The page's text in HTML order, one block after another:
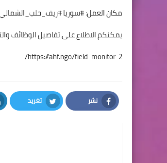
مكان العمل: #سوريا
يمكنكم الاطلاع على تفاصيل الوظائف
https://ahf.ngo/field-monitor-2/
نشر
Facebook
تغريد
Twitter